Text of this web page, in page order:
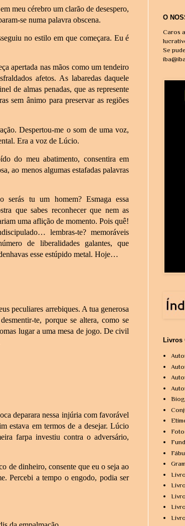
meu cérebro um clarão de desespero,
se numa palavra obscena.
no estilo em que começara. Eu é
apertada nas mãos como um tendeiro
afetos. As labaredas daquele
de almas penadas, que as represente
sem ânimo para preservar as regiões
Despertou-me o som de uma voz,
Era a voz de Lúcio.
do meu abatimento, consentira em
ao menos algumas estafadas palavras
tu um homem? Esmaga essa
que sabes reconhecer que nem as
uma aflição de momento. Pois quê!
lembras-te? memoráveis
de liberalidades galantes, que
esse estúpido metal. Hoje…
peculiares arrebiques. A tua generosa
te, porque se altera, como se
lugar a uma mesa de jogo. De civil
deparara nessa injúria com favorável
estava em termos de a desejar. Lúcio
farpa investiu contra o adversário,
de dinheiro, consente que eu o seja ao
Percebi a tempo o engodo, podia ser
O
Caros
Se
Livros